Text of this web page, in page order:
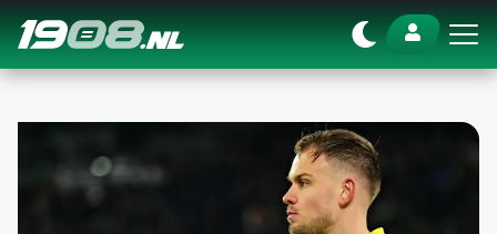
Navigation